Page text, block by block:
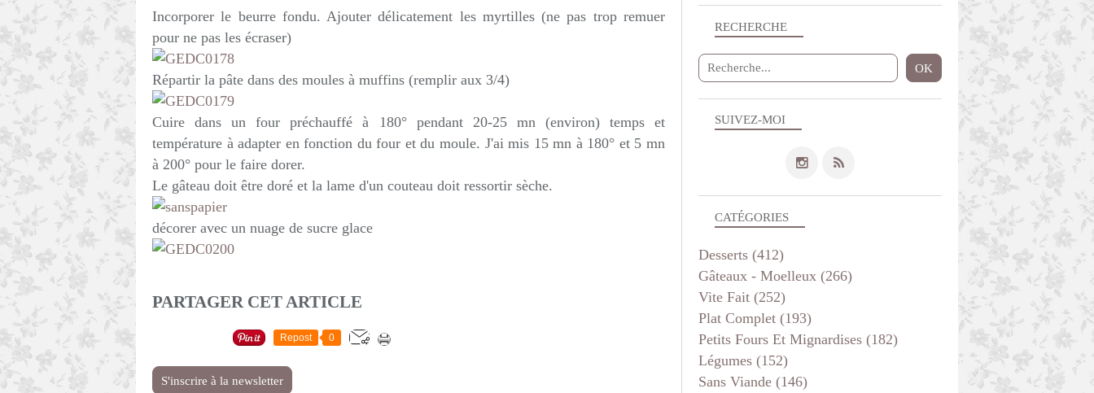
Incorporer le beurre fondu. Ajouter délicatement les myrtilles (ne pas trop remuer
pour ne pas les écraser)
Répartir la pâte dans des moules à muffins (remplir aux 3/4)
Cuire dans un four préchauffé à 180° pendant 20-25 mn (environ) temps et
température à adapter en fonction du four et du moule. J'ai mis 15 mn à 180° et 5 mn
à 200° pour le faire dorer.
Le gâteau doit être doré et la lame d'un couteau doit ressortir sèche.
décorer avec un nuage de sucre glace
PARTAGER CET ARTICLE
Repost 0
S'inscrire à la newsletter
SUIVEZ-MOI
RECHERCHE
CATÉGORIES
Desserts (412)
Gâteaux - Moelleux (266)
Vite Fait (252)
Plat Complet (193)
Petits Fours Et Mignardises (182)
Légumes (152)
Sans Viande (146)